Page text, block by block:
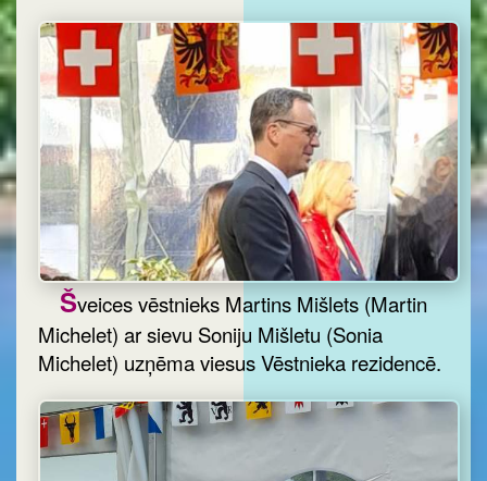
Šveices vēstnieks Martins Mišlets (Martin
Michelet) ar sievu Soniju Mišletu (Sonia
Michelet) uzņēma viesus Vēstnieka rezidencē.